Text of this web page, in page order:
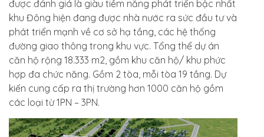
được đánh giá là giàu tiềm năng phát triển bậc nhất
khu Đông hiện đang được nhà nước ra sức đầu tư và
phát triển mạnh về cơ sở hạ tầng, các hệ thống
đường giao thông trong khu vực. Tổng thể dự án
căn hộ rộng 18.333 m2, gồm khu căn hộ/ khu phức
hợp đa chức năng. Gồm 2 tòa, mỗi tòa 19 tầng. Dự
kiến cung cấp ra thị trường hơn 1000 căn hộ gồm
các loại từ 1PN – 3PN.